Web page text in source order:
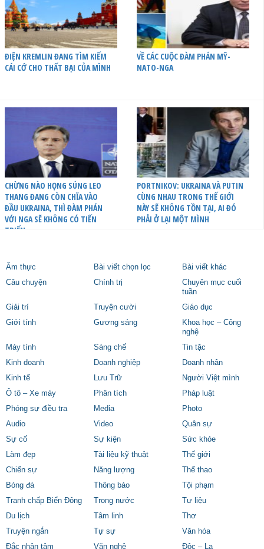
ĐIỆN KREMLIN ĐANG TÌM KIẾM
CÁI CỚ CHO THẤT BẠI CỦA MÌNH
VỀ CÁC CUỘC ĐÀM PHÁN MỸ-
NATO-NGA
CHỪNG NÀO HỌNG SÚNG LEO
THANG ĐANG CÒN CHĨA VÀO
ĐẦU UKRAINA, THÌ ĐÀM PHÁN
VỚI NGA SẼ KHÔNG CÓ TIẾN
TRIỂN
PORTNIKOV: UKRAINA VÀ PUTIN
CÙNG NHAU TRONG THẾ GIỚI
NÀY SẼ KHÔNG TỒN TẠI, AI ĐÓ
PHẢI Ở LẠI MỘT MÌNH
Ẩm thực Bài viết chọn lọc
Bài viết khác
Câu chuyện
Chính trị
Chuyên mục cuối
tuần
Giải trí
Truyện cười
Giáo dục
Giới tính
Gương sáng
Khoa học – Công
nghệ
Máy tính
Sáng chế
Tin tặc
Kinh doanh
Doanh nghiệp
Doanh nhân
Kinh tế
Lưu Trữ
Người Việt mình
Ô tô – Xe máy
Phân tích
Pháp luật
Phóng sự điều tra
Media
Photo
Audio
Video
Quân sự
Sự cố
Sự kiện
Sức khỏe
Làm đẹp
Tài liệu kỹ thuật
Thế giới
Chiến sự
Năng lượng
Thể thao
Bóng đá
Thông báo
Tội phạm
Tranh chấp Biển Đông
Trong nước
Tư liệu
Du lịch
Tâm linh
Thơ
Truyện ngắn
Tự sự
Văn hóa
Đắc nhân tâm
Văn nghệ Độc – Lạ